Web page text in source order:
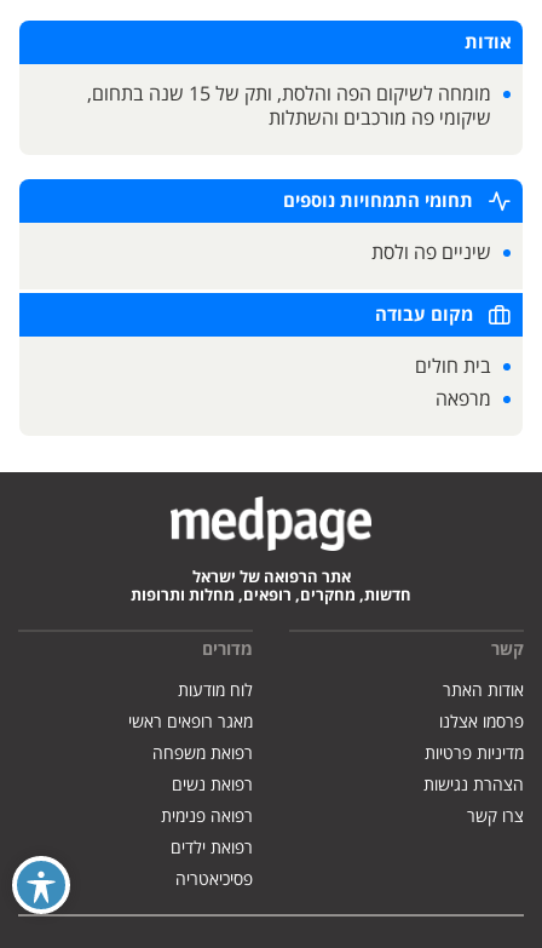
אודות
מומחה לשיקום הפה והלסת, ותק של 15 שנה בתחום,
שיקומי פה מורכבים והשתלות
תחומי התמחויות נוספים
שיניים פה ולסת
מקום עבודה
בית חולים
מרפאה
אתר הרפואה של ישראל
חדשות, מחקרים, רופאים, מחלות ותרופות
קשר
אודות האתר
פרסמו אצלנו
מדיניות פרטיות
הצהרת נגישות
צרו קשר
מדורים
לוח מודעות
מאגר רופאים ראשי
רפואת משפחה
רפואת נשים
רפואה פנימית
רפואת ילדים
פסיכיאטריה